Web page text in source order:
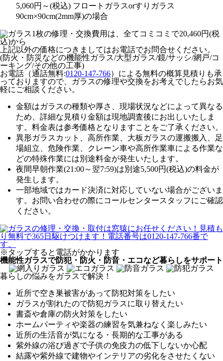
5,060円～(税込) フロートガラスorすりガラス
90cm×90cm(2mm厚)の場合
上記以外の価格につきましてはお電話でお問合せください。
(防火・防災などの機能性ガラス/大型ガラス/鏡/サッシ/網戸/コ
ーキング/その他の工事)
お電話（通話無料:0120-147-766）による無料の概算見積りも承
っておりますので、ガラスの修理や交換をお考えでしたらお気
軽にご相談ください。
金額はガラスの種類や厚さ、現場状況などによって異なる
ため、 詳細な見積り金額は現地調査後にお出しいたしま
す。 料金表は参考価格となりますことをご了承ください。
異形ガラスカット、高所作業、大板ガラスの運搬搬入、足
場組立、危険作業、クレーン車や高所作業車による作業な
どの特殊作業には別途料金が発生いたします。
夜間早朝作業(21:00～翌7:59)は別途5,500円(税込)の料金が
発生します。
一部地域ではカード決済に対応していない場合がございま
す。お問い合わせの際にコールセンタースタッフにご確認
ください。
※タップすると電話がかかります
機能性ガラスで防犯・防火・防音・エコなど暮らしをサポート
暮らしの悩みをガラスで解決！
近所で空き巣被害があって防犯対策をしたい
ガラスが割れたので防犯ガラスに取り替えたい
書斎や倉庫の防火対策をしたい
ホームパーティや楽器の練習を気兼ねなく楽しみたい
近所の生活音が気になる・長期的な工事がある
紫外線の浴び過ぎで子供の免疫力の低下しないか心配
結露や紫外線で建物やインテリアの劣化をさせたくない